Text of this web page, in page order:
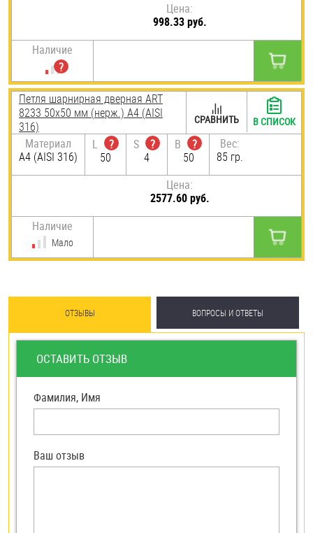
Цена:
998.33 руб.
Наличие
Петля шарнирная дверная ART
8233 50х50 мм (нерж.) A4 (AISI
316)
Материал
A4 (AISI 316)
L
?
50
S
?
4
B
?
50
Вес:
85 гр.
Цена:
2577.60 руб.
Наличие
Мало
СРАВНИТЬ В СПИСОК
ОТЗЫВЫ ВОПРОСЫ И ОТВЕТЫ
ОСТАВИТЬ ОТЗЫВ
Фамилия, Имя
Ваш отзыв